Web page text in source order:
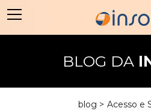
BLOG DA
blog > Acesso e